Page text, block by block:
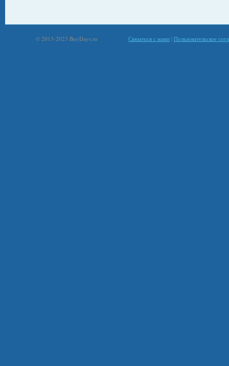
© 2013-2023 BuyDays.ru Связаться с нами | Пользовательское